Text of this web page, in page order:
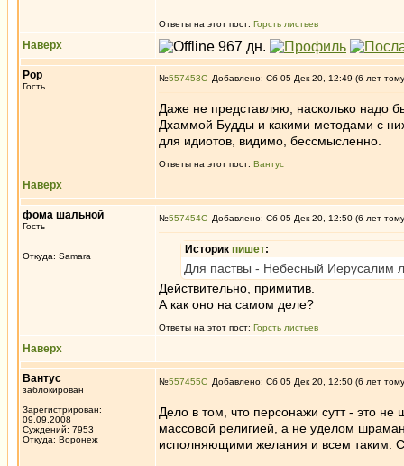
Ответы на этот пост: Горсть листьев
Наверх
Pop
Гость
№557453 Добавлено: Сб 05 Дек 20, 12:49 (6 лет
Даже не представляю, насколько надо
Дхаммой Будды и какими методами с
для идиотов, видимо, бессмысленно.
Ответы на этот пост: Вантус
Наверх
фома шальной
Гость
Откуда: Samara
№557454 Добавлено: Сб 05 Дек 20, 12:50 (6 лет
Историк пишет:
Для паствы - Небесный Иерусалим
Действительно, примитив.
А как оно на самом деле?
Ответы на этот пост: Горсть листьев
Наверх
Вантус
заблокирован
Зарегистрирован:
09.09.2008
Суждений: 7953
Откуда: Воронеж
№557455 Добавлено: Сб 05 Дек 20, 12:50 (6 лет
Дело в том, что персонажи сутт - это
массовой религией, а не уделом
исполняющими желания и всем таким.